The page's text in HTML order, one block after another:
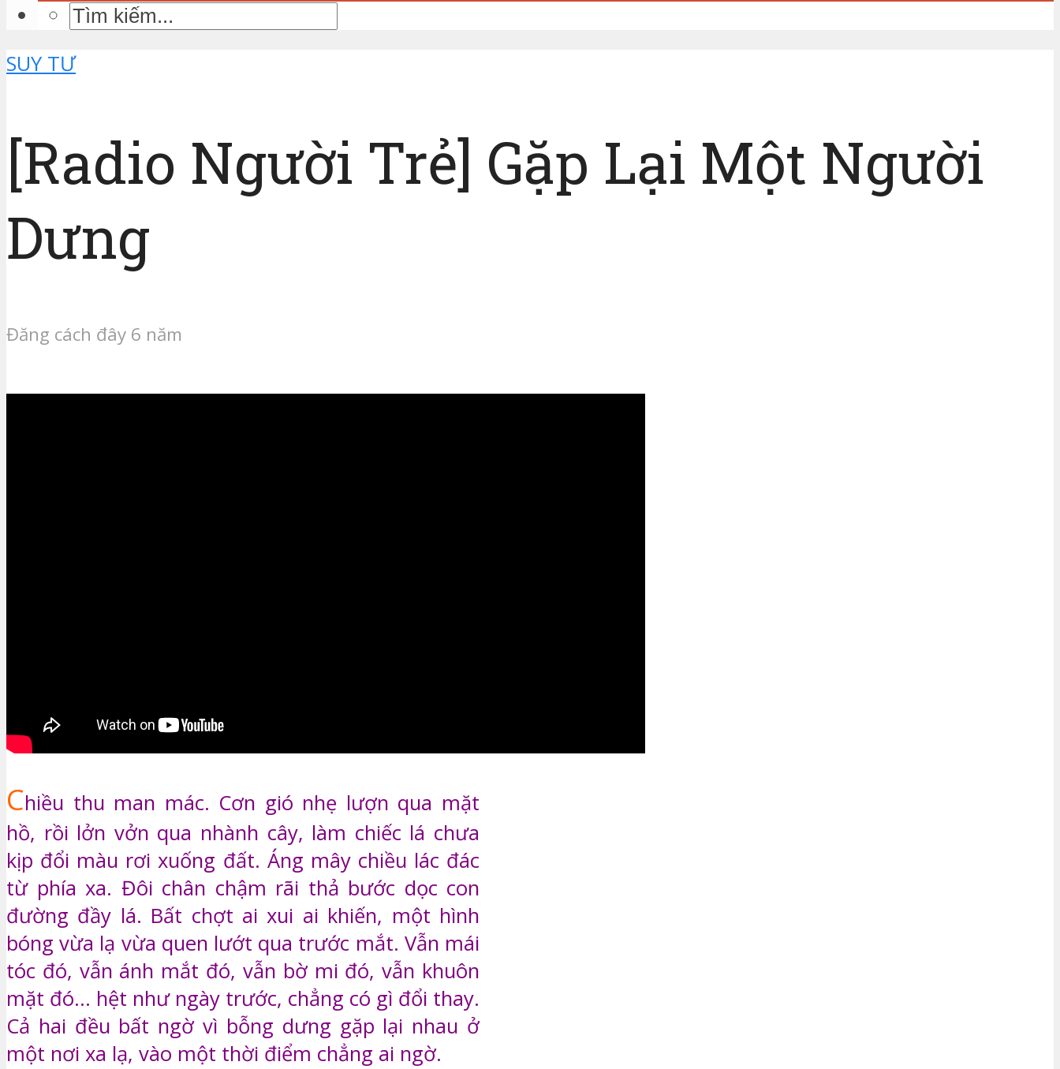
SUY TƯ
[Radio Người Trẻ] Gặp Lại Một Người
Dưng
Đăng cách đây 6 năm
Chiều thu man mác. Cơn gió nhẹ lượn qua mặt
hồ, rồi lởn vởn qua nhành cây, làm chiếc lá chưa
kịp đổi màu rơi xuống đất. Áng mây chiều lác đác
từ phía xa. Đôi chân chậm rãi thả bước dọc con
đường đầy lá. Bất chợt ai xui ai khiến, một hình
bóng vừa lạ vừa quen lướt qua trước mắt. Vẫn mái
tóc đó, vẫn ánh mắt đó, vẫn bờ mi đó, vẫn khuôn
mặt đó… hệt như ngày trước, chẳng có gì đổi thay.
Cả hai đều bất ngờ vì bỗng dưng gặp lại nhau ở
một nơi xa lạ, vào một thời điểm chẳng ai ngờ.